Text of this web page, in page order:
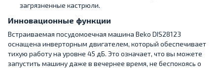
загрязненные кастрюли.
Инновационные функции
Встраиваемая посудомоечная машина Beko DIS28123
оснащена инверторным двигателем, который обеспечивает
тихую работу на уровне 45 дБ. Это означает, что вы можете
запустить машину даже в вечернее время, не беспокоясь о